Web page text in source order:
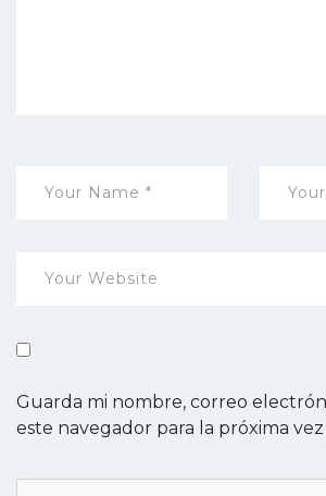
Guarda mi nombre, correo
este navegador para la próxima